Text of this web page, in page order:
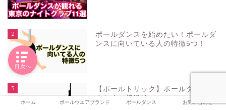
2
ポールダンスを始めたい！ポールダ
ンスに向いている人の特徴5つ！
3
【ポールトリック】ポールダンス技
まとめ〜初級編〜
ホーム ポールウエアブランド ポールダンス お問い合わせ
目次へ